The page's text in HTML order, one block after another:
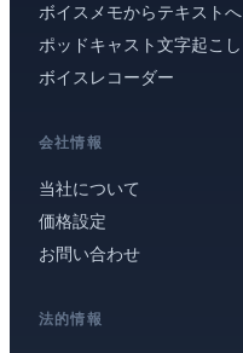
ボイスメモからテキストへ
ポッドキャスト文字起こし
ボイスレコーダー
会社情報
当社について
価格設定
お問い合わせ
法的情報